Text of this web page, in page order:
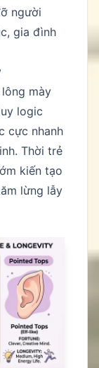
người
gia đình
mày
logic
cực nhanh
Thời trẻ
kiến tạo
lừng lẫy